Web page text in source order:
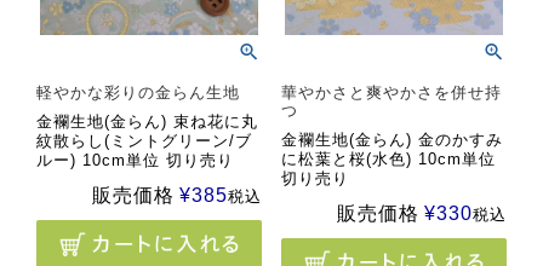
軽やかな彩りの金らん生地
金襴生地(金らん) 束ね花に丸
紋散らし(ミントグリーン/ブ
ルー) 10cm単位 切り売り
販売価格 ¥385税込
華やかさと爽やかさを併せ持
つ
金襴生地(金らん) 金のかすみ
に松葉と桜(水色) 10cm単位
切り売り
販売価格 ¥330税込